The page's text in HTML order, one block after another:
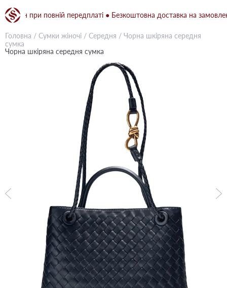
при повній передплаті ● Безкоштовна доставка на
Головна / Сумки жіночі / Середня / Чорна шкіряна середня
сумка
Чорна шкіряна середня сумка